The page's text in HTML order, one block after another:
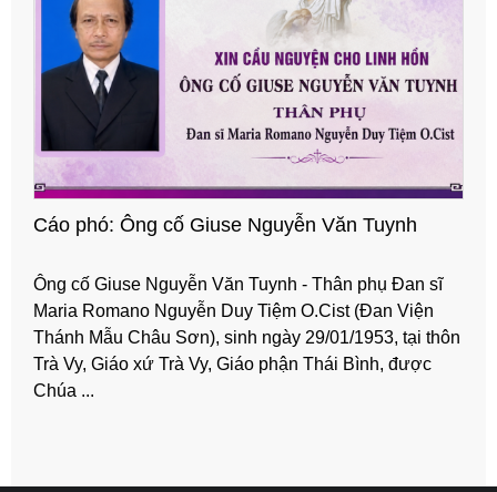
Tuynh
phụ Đan sĩ
(Đan Viện
01/1953, tại thôn
Bình, được
CÁO PHÓ: Thầy Đa Minh Đặng
Thầy Đa Minh Đặng Quang Lạc (em
Đặng Văn Châu, cha Đa Minh Đặng
ngày 13/3/1945, tại Giáo xứ Giáo
Xương, Giáo phận Thái Bình; đã an